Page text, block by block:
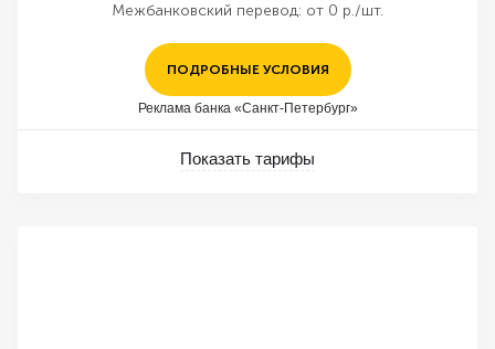
Межбанковский перевод: от 0 р./шт.
ПОДРОБНЫЕ УСЛОВИЯ
Реклама банка «Санкт-Петербург»
Показать тарифы